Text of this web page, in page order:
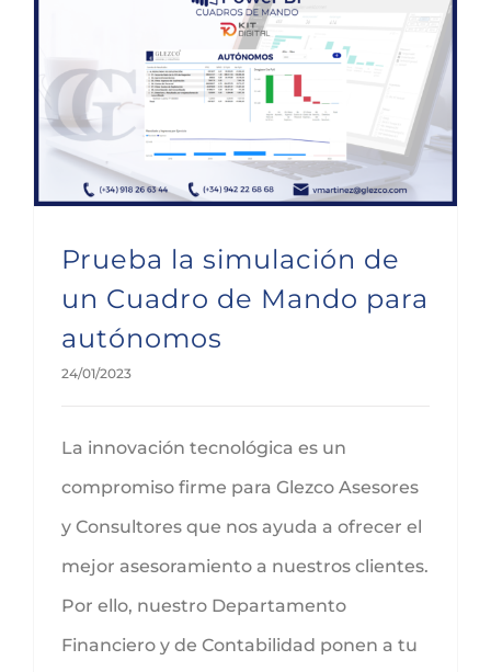
Prueba la simulación de
un Cuadro de Mando para
autónomos
24/01/2023
La innovación tecnológica es un
compromiso firme para Glezco Asesores
y Consultores que nos ayuda a ofrecer el
mejor asesoramiento a nuestros clientes.
Por ello, nuestro Departamento
Financiero y de Contabilidad ponen a tu